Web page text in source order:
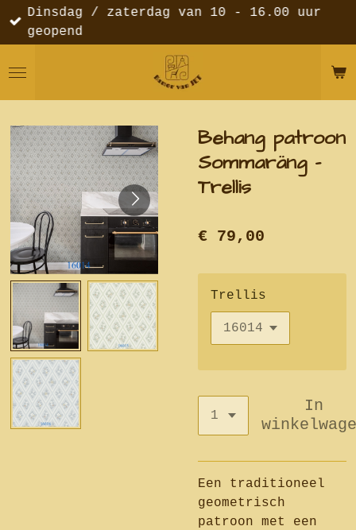
Ga
direct
de
Dinsdag / zaterdag van 10 - 16.00 uur
geopend
Behang patroon
Sommaräng -
Trellis
€ 79,00
Trellis
In
Een traditioneel
geometrisch
patroon met een